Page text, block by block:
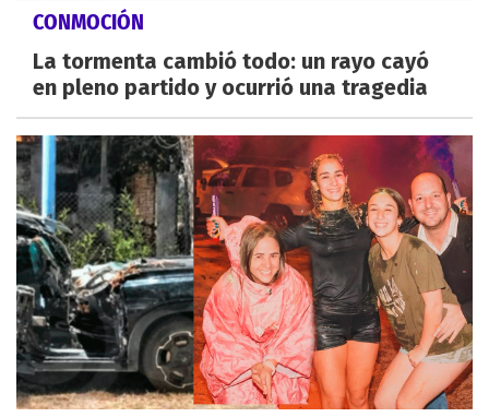
CONMOCIÓN
La tormenta cambió todo: un rayo cayó
en pleno partido y ocurrió una tragedia